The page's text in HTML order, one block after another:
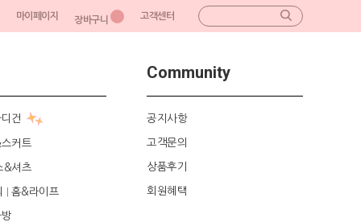
마이페이지 장바구니 고객센터
건
커트
&셔츠
홈&라이프
Community
공지사항
고객문의
상품후기
회원혜택